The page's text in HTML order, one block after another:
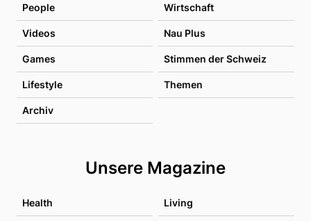
People Wirtschaft
Videos Nau Plus
Games Stimmen der Schweiz
Lifestyle Themen
Archiv
Unsere Magazine
Health Living